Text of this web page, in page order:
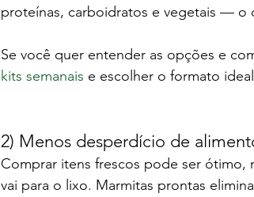
proteínas, carboidratos e vegetais — o
Se você quer entender as opções e
kits semanais e escolher o formato
2) Menos desperdício de
Comprar itens frescos pode ser ótimo,
vai para o lixo. Marmitas prontas